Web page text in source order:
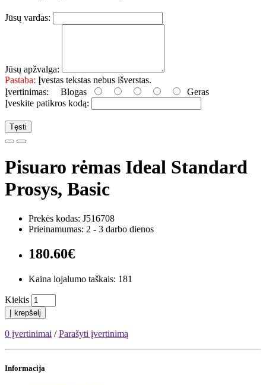
Jūsų vardas:
Jūsų apžvalga:
Pastaba: Įvestas tekstas nebus išverstas.
Įvertinimas: Blogas
Geras
Įveskite patikros kodą:
Tęsti
Pisuaro rėmas Ideal Standard
Prosys, Basic
Prekės kodas: J516708
Prieinamumas: 2 - 3 darbo dienos
180.60€
Kaina lojalumo taškais: 181
Kiekis
Į krepšelį
0 įvertinimai /Parašyti įvertinimą
Informacija